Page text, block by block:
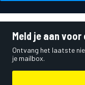
Meld je aan
Ontvang het laatste
je mailbox.